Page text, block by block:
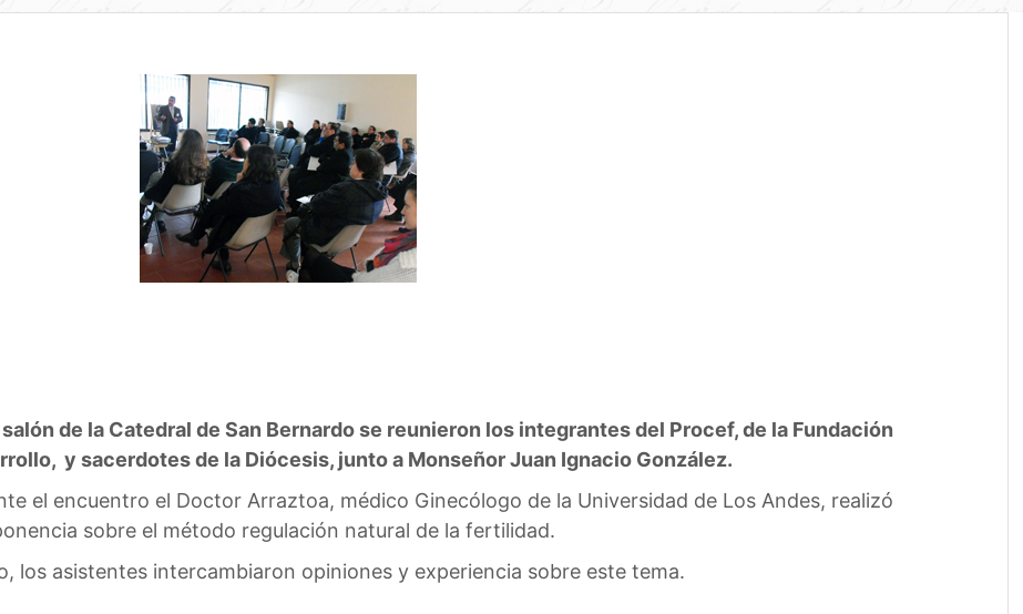
salón de la Catedral de San Bernardo se reunieron los integrantes del Procef, de la Fundación
y sacerdotes de la Diócesis, junto a Monseñor Juan Ignacio González.
el encuentro el Doctor Arraztoa, médico Ginecólogo de la Universidad de Los Andes, realizó
sobre el método regulación natural de la fertilidad.
los asistentes intercambiaron opiniones y experiencia sobre este tema.